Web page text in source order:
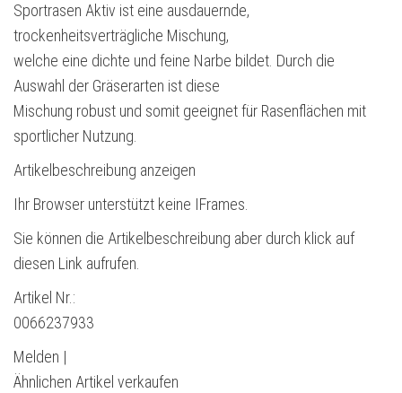
Sportrasen Aktiv ist eine ausdauernde,
trockenheitsverträgliche Mischung,
welche eine dichte und feine Narbe bildet. Durch die
Auswahl der Gräserarten ist diese
Mischung robust und somit geeignet für Rasenflächen mit
sportlicher Nutzung.
Artikelbeschreibung anzeigen
Ihr Browser unterstützt keine IFrames.
Sie können die Artikelbeschreibung aber durch klick auf
diesen Link aufrufen.
Artikel Nr.:
0066237933
Melden |
Ähnlichen Artikel verkaufen